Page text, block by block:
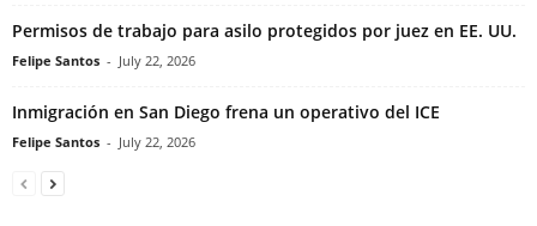
Permisos de trabajo para asilo protegidos por juez en EE. UU.
Felipe Santos - July 22, 2026
Inmigración en San Diego frena un operativo del ICE
Felipe Santos - July 22, 2026